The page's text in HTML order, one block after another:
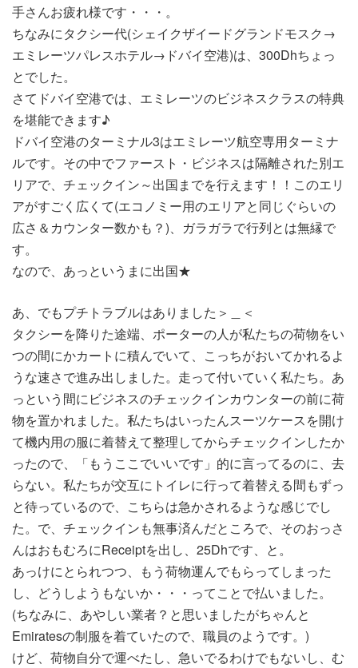
手さんお疲れ様です・・・。
ちなみにタクシー代(シェイクザイードグランドモスク→
エミレーツパレスホテル→ドバイ空港)は、300Dhちょっ
とでした。
さてドバイ空港では、エミレーツのビジネスクラスの特典
を堪能できます♪
ドバイ空港のターミナル3はエミレーツ航空専用ターミナ
ルです。その中でファースト・ビジネスは隔離された別エ
リアで、チェックイン～出国までを行えます！！このエリ
アがすごく広くて(エコノミー用のエリアと同じぐらいの
広さ＆カウンター数かも？)、ガラガラで行列とは無縁で
す。
なので、あっというまに出国★
あ、でもプチトラブルはありました＞＿＜
タクシーを降りた途端、ポーターの人が私たちの荷物をい
つの間にかカートに積んでいて、こっちがおいてかれるよ
うな速さで進み出しました。走って付いていく私たち。あ
っという間にビジネスのチェックインカウンターの前に荷
物を置かれました。私たちはいったんスーツケースを開け
て機内用の服に着替えて整理してからチェックインしたか
ったので、「もうここでいいです」的に言ってるのに、去
らない。私たちが交互にトイレに行って着替える間もずっ
と待っているので、こちらは急かされるような感じでし
た。で、チェックインも無事済んだところで、そのおっさ
んはおもむろにReceiptを出し、25Dhです、と。
あっけにとられつつ、もう荷物運んでもらってしまった
し、どうしようもないか・・・ってことで払いました。
(ちなみに、あやしい業者？と思いましたがちゃんと
Emiratesの制服を着ていたので、職員のようです。)
けど、荷物自分で運べたし、急いでるわけでもないし、む